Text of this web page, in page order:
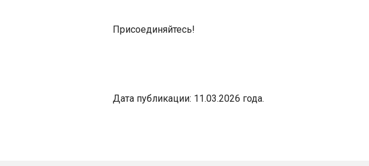
Присоединяйтесь!
Дата публикации: 11.03.2026 года.